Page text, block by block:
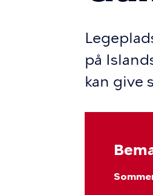
på
kan give